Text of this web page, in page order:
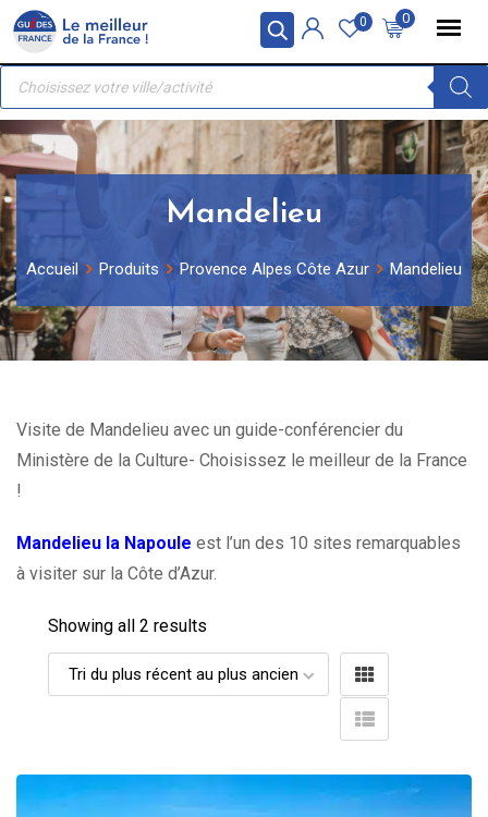
Panneau de gestion des cookies
Skip
content
0
0
Recherche
produits
Mandelieu
Accueil Produits Provence Alpes Côte Azur Mandelieu
Visite de Mandelieu avec un guide-conférencier du
Ministère de la Culture- Choisissez le meilleur de la France
!
Mandelieu la Napoule est l’un des 10 sites remarquables
à visiter sur la Côte d’Azur.
Showing all 2 results